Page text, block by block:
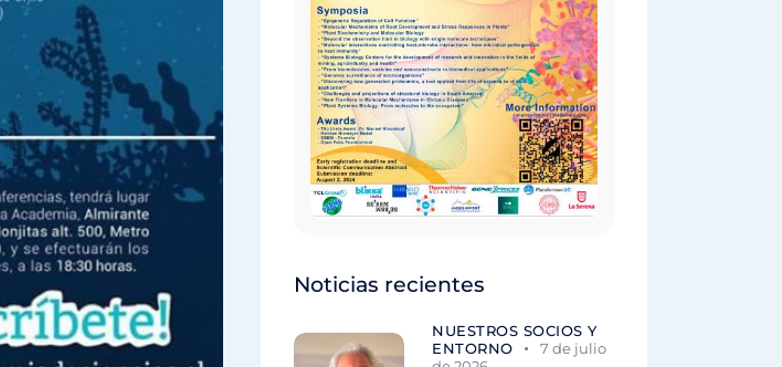
Noticias recientes
NUESTROS SOCIOS Y
ENTORNO
7 de julio